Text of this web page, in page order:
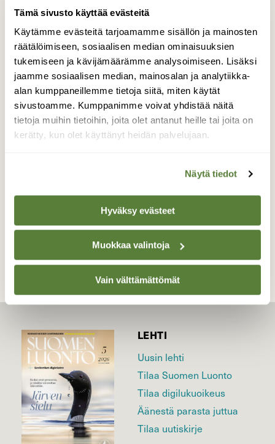
Tämä sivusto käyttää evästeitä
Käytämme evästeitä tarjoamamme sisällön ja mainosten
räätälöimiseen, sosiaalisen median ominaisuuksien
tukemiseen ja kävijämäärämme analysoimiseen. Lisäksi
jaamme sosiaalisen median, mainosalan ja analytiikka-
alan kumppaneillemme tietoja siitä, miten käytät
sivustoamme. Kumppanimme voivat yhdistää näitä
tietoja muihin tietoihin, joita olet antanut heille tai joita on
kerätty, kun olet käyttänyt heidän palvelujaan.
Näytä tiedot
Hyväksy evästeet
Muokkaa valintoja
Vain välttämättömät
Kumppareita kehittyy
Pilvimaisema muuttuu nopeasti. Tällä
lammella viihtyy kaksi laulujoutsentakin.
Kaakkurien ensimmäiset poikaset uivat jo
emon seurassa.
TAKAISIN LISTAAN
LEHTI
Uusin lehti
Tilaa Suomen Luonto
Tilaa digilukuoikeus
Äänestä parasta juttua
Tilaa uutiskirje